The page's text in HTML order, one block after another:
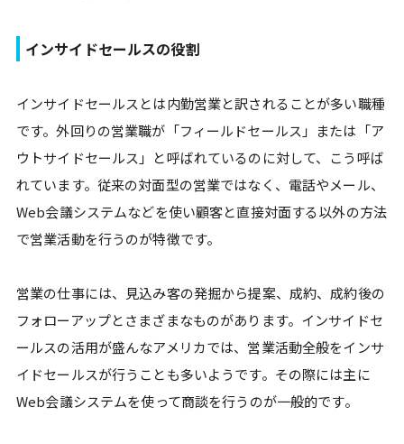
インサイドセールスの役割
インサイドセールスとは内勤営業と訳されることが多い職種
です。外回りの営業職が「フィールドセールス」または「ア
ウトサイドセールス」と呼ばれているのに対して、こう呼ば
れています。従来の対面型の営業ではなく、電話やメール、
Web会議システムなどを使い顧客と直接対面する以外の方法
で営業活動を行うのが特徴です。
営業の仕事には、見込み客の発掘から提案、成約、成約後の
フォローアップとさまざまなものがあります。インサイドセ
ールスの活用が盛んなアメリカでは、営業活動全般をインサ
イドセールスが行うことも多いようです。その際には主に
Web会議システムを使って商談を行うのが一般的です。